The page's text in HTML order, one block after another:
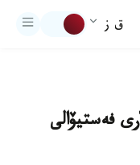
ق ز
فەستيۆالى